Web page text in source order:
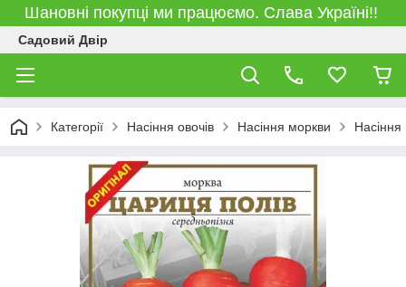
Шановні покупці ми працюємо. Слава Україні!!
Садовий Двір
Категорії Насіння овочів Насіння моркви